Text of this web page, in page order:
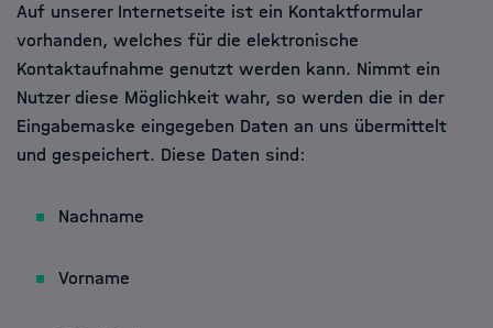
Auf unserer Internetseite ist ein Kontaktformular
vorhanden, welches für die elektronische
Kontaktaufnahme genutzt werden kann. Nimmt ein
Nutzer diese Möglichkeit wahr, so werden die in der
Eingabemaske eingegeben Daten an uns übermittelt
und gespeichert. Diese Daten sind:
Nachname
Vorname